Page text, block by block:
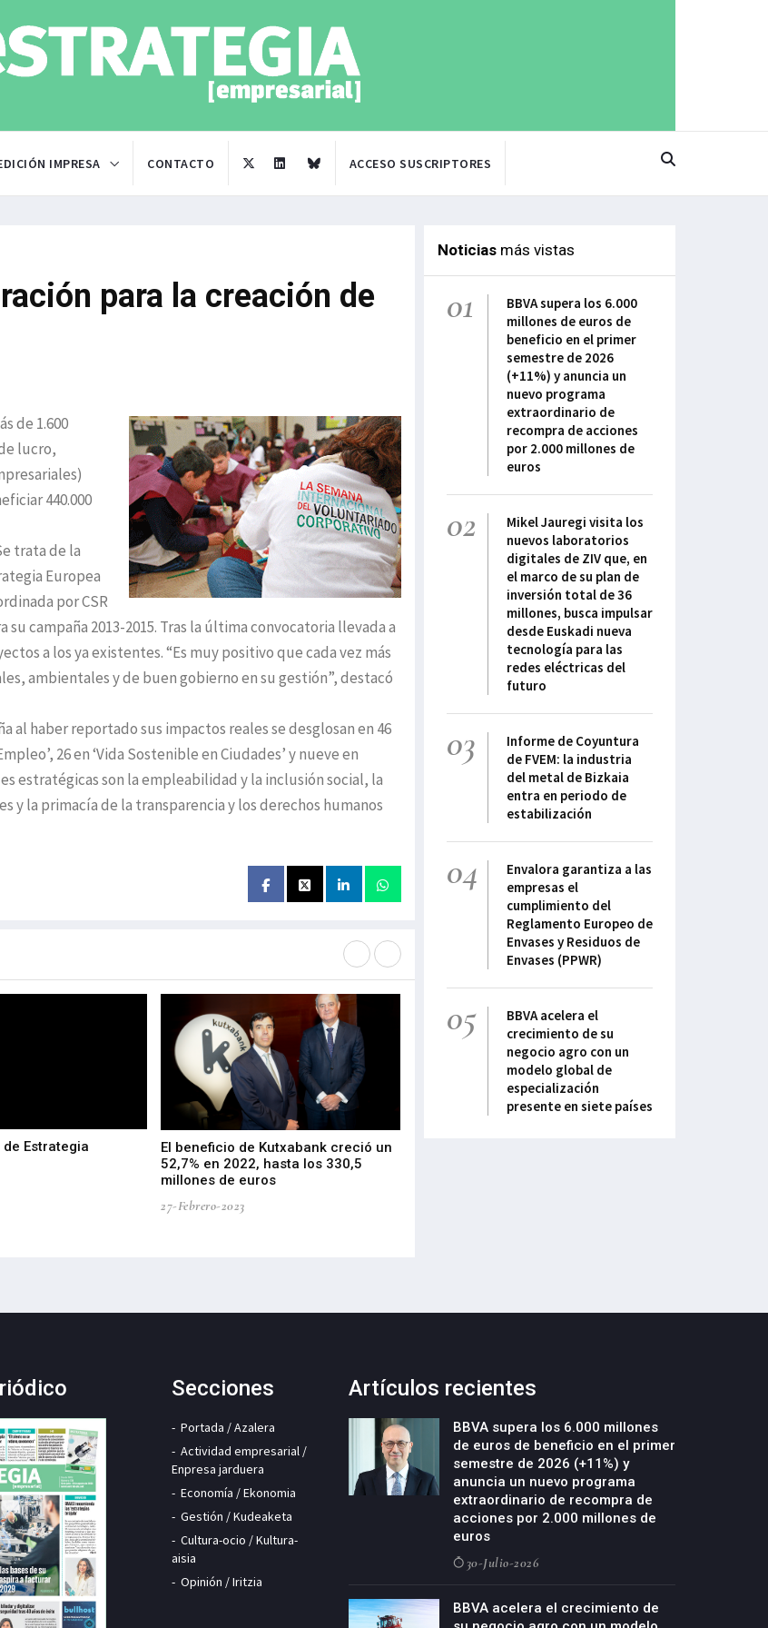
IMPRESA CONTACTO ACCESO SUSCRIPTORES
para la creación de
de 1.600
lucro,
440.000
trata de la
Europea
por CSR
campaña 2013-2015. Tras la última convocatoria llevada a
a los ya existentes. “Es muy positivo que cada vez más
ambientales y de buen gobierno en su gestión”, destacó
al haber reportado sus impactos reales se desglosan en 46
26 en ‘Vida Sostenible en Ciudades’ y nueve en
estratégicas son la empleabilidad y la inclusión social, la
y la primacía de la transparencia y los derechos humanos
Estrategia
El beneficio de Kutxabank creció un
52,7% en 2022, hasta los 330,5
millones de euros
27-Febrero-2023
Noticiasmás vistas
01
BBVA supera los 6.000
millones de euros de
beneficio en el primer
semestre de 2026
(+11%) y anuncia un
nuevo programa
extraordinario de
recompra de acciones
por 2.000 millones de
euros
02
Mikel Jauregi visita los
nuevos laboratorios
digitales de ZIV que, en
el marco de su plan de
inversión total de 36
millones, busca impulsar
desde Euskadi nueva
tecnología para las
redes eléctricas del
futuro
03
Informe de Coyuntura
de FVEM: la industria
del metal de Bizkaia
entra en periodo de
estabilización
04
Envalora garantiza a las
empresas el
cumplimiento del
Reglamento Europeo de
Envases y Residuos de
Envases (PPWR)
05
BBVA acelera el
crecimiento de su
negocio agro con un
modelo global de
especialización
presente en siete países
Secciones
Portada / Azalera
Actividad empresarial /
Enpresa jarduera
Economía / Ekonomia
Gestión / Kudeaketa
Cultura-ocio / Kultura-
aisia
Opinión / Iritzia
Artículos recientes
BBVA supera los 6.000 millones
de euros de beneficio en el primer
semestre de 2026 (+11%) y
anuncia un nuevo programa
extraordinario de recompra de
acciones por 2.000 millones de
euros
30-Julio-2026
BBVA acelera el crecimiento de